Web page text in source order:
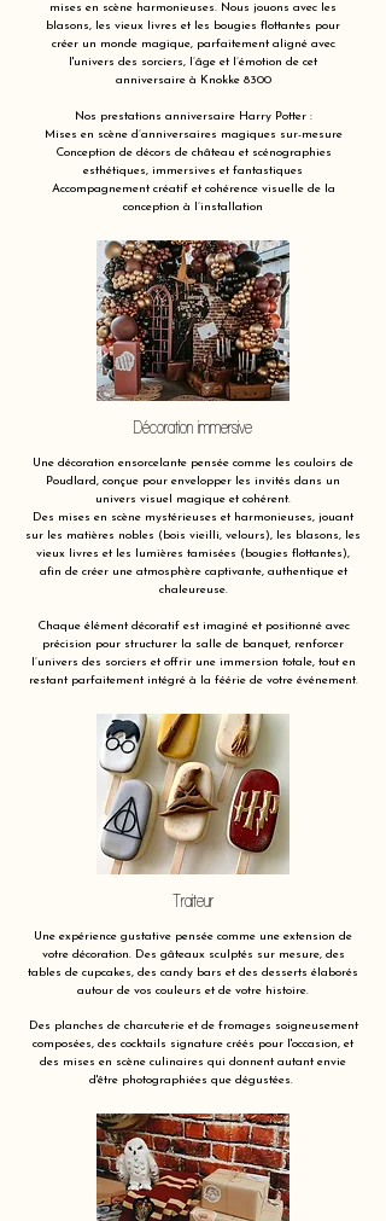
mises en scène harmonieuses. Nous jouons avec les
blasons, les vieux livres et les bougies flottantes pour
créer un monde magique, parfaitement aligné avec
l'univers des sorciers, l’âge et l’émotion de cet
anniversaire à Knokke 8300
Nos prestations anniversaire Harry Potter :
Mises en scène d’anniversaires magiques sur-mesure
Conception de décors de château et scénographies
esthétiques, immersives et fantastiques
Accompagnement créatif et cohérence visuelle de la
conception à l’installation
Décoration immersive
Une décoration ensorcelante pensée comme les couloirs de
Poudlard, conçue pour envelopper les invités dans un
univers visuel magique et cohérent.
Des mises en scène mystérieuses et harmonieuses, jouant
sur les matières nobles (bois vieilli, velours), les blasons, les
vieux livres et les lumières tamisées (bougies flottantes),
afin de créer une atmosphère captivante, authentique et
chaleureuse.
Chaque élément décoratif est imaginé et positionné avec
précision pour structurer la salle de banquet, renforcer
l’univers des sorciers et offrir une immersion totale, tout en
restant parfaitement intégré à la féérie de votre événement.
Traiteur
Une expérience gustative pensée comme une extension de
votre décoration. Des gâteaux sculptés sur mesure, des
tables de cupcakes, des candy bars et des desserts élaborés
autour de vos couleurs et de votre histoire.
Des planches de charcuterie et de fromages soigneusement
composées, des cocktails signature créés pour l'occasion, et
des mises en scène culinaires qui donnent autant envie
d'être photographiées que dégustées.